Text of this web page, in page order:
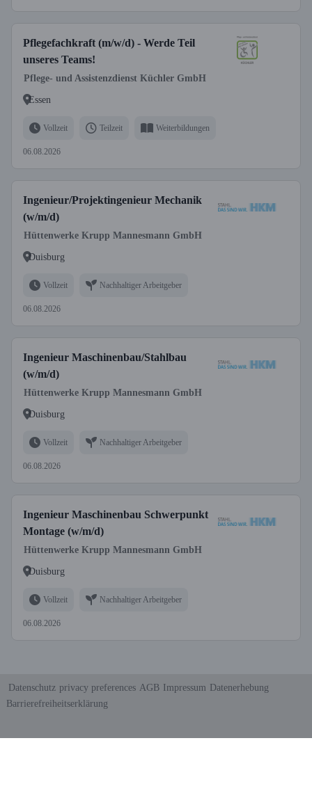
Pflegefachkraft (m/w/d) - Werde Teil
unseres Teams!
Pflege- und Assistenzdienst Küchler GmbH
Essen
Vollzeit Teilzeit Weiterbildungen
06.08.2026
Ingenieur/Projektingenieur Mechanik
(w/m/d)
Hüttenwerke Krupp Mannesmann GmbH
Duisburg
Vollzeit Nachhaltiger Arbeitgeber
06.08.2026
Ingenieur Maschinenbau/Stahlbau
(w/m/d)
Hüttenwerke Krupp Mannesmann GmbH
Duisburg
Vollzeit Nachhaltiger Arbeitgeber
06.08.2026
Ingenieur Maschinenbau Schwerpunkt
Montage (w/m/d)
Hüttenwerke Krupp Mannesmann GmbH
Duisburg
Vollzeit Nachhaltiger Arbeitgeber
06.08.2026
Datenschutz privacy preferences AGB Impressum Datenerhebung
Barrierefreiheitserklärung